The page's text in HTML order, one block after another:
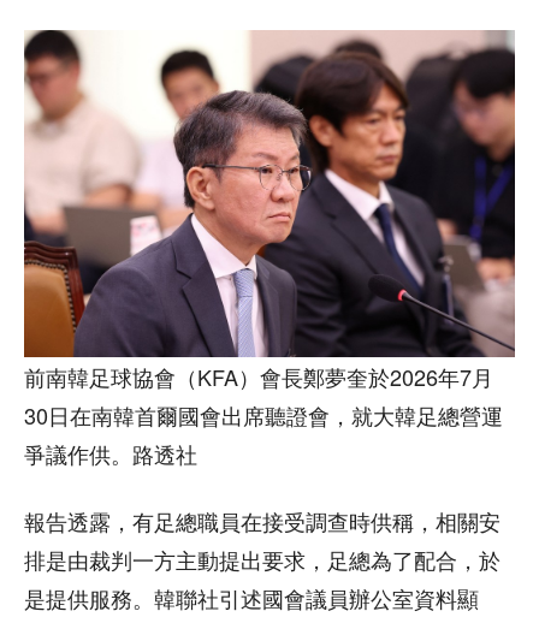
前南韓足球協會（KFA）會長鄭夢奎於2026年7月
30日在南韓首爾國會出席聽證會，就大韓足總營運
爭議作供。路透社
報告透露，有足總職員在接受調查時供稱，相關安
排是由裁判一方主動提出要求，足總為了配合，於
是提供服務。韓聯社引述國會議員辦公室資料顯